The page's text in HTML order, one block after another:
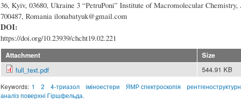
36, Kyiv, 03680, Ukraine 3 “PetruPoni” Institute of Macromolecular
700487, Romania ilonabatyuk@gmail.com
DOI:
https://doi.org/10.23939/chcht19.02.221
Attachment Size
full_text.pdf 544.91 KB
Keywords: 1 2 4-триазол іміноестери ЯМР спектроскопія
аналіз поверхні Гіршфельда.